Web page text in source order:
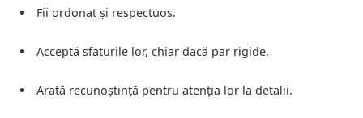
Fii ordonat și respectuos.
Acceptă sfaturile lor, chiar dacă par rigide.
Arată recunoștință pentru atenția lor la detalii.